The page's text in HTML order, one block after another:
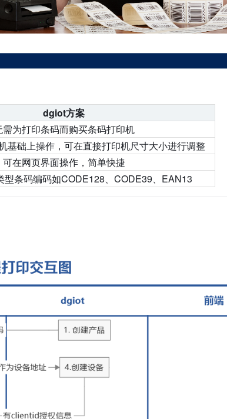
dgiot方案
需为打印条码而购买条码打印机
基础上操作，可在直接打印机尺寸大小进行调整
可在网页界面操作，简单快捷
型条码编码如CODE128、CODE39、EAN13